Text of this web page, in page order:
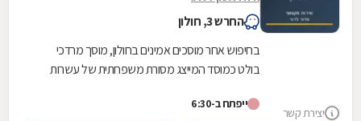
יצירת קשר
החרש 3, חולון
בחיפוש אחר מוסכים אמינים בחולון, מוסך מרדכי
בולט כמוסד המייצג מסורת משפחתית של עשרות
והמקצועיות...
ייפתח ב-6:30